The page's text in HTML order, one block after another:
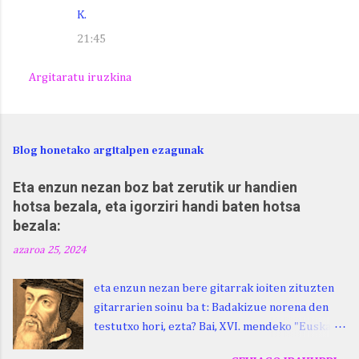
K.
21:45
Argitaratu iruzkina
Blog honetako argitalpen ezagunak
Eta enzun nezan boz bat zerutik ur handien
hotsa bezala, eta igorziri handi baten hotsa
bezala:
azaroa 25, 2024
eta enzun nezan bere gitarrak ioiten zituzten
gitarrarien soinu ba t: Badakizue norena den
testutxo hori, ezta? Bai, XVI. mendeko "Euskara